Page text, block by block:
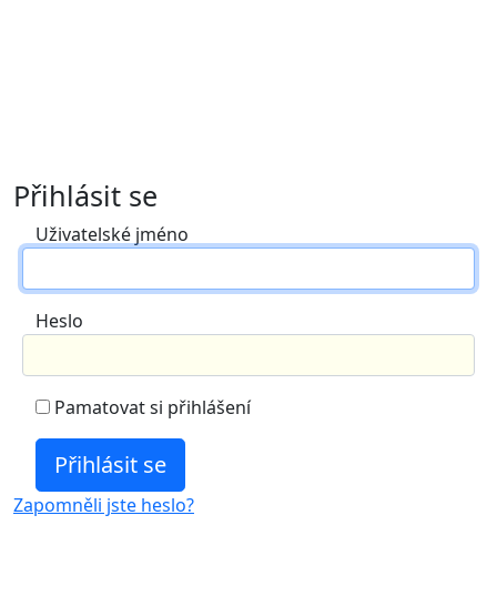
Přihlásit se
Uživatelské jméno
Heslo
Pamatovat si přihlášení
Zapomněli jste heslo?